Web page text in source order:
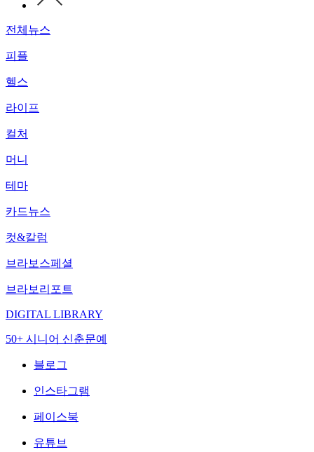
전체뉴스
피플
헬스
라이프
컬처
머니
테마
카드뉴스
컷&칼럼
브라보스페셜
브라보리포트
DIGITAL LIBRARY
50+ 시니어 신춘문예
블로그
인스타그램
페이스북
유튜브